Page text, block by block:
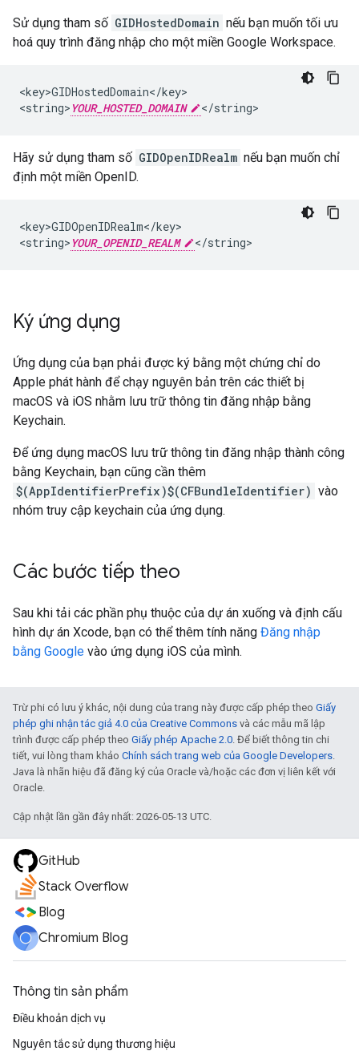
Sử dụng tham số GIDHostedDomain nếu bạn muốn tối ưu
hoá quy trình đăng nhập cho một miền Google Workspace.
<key>GIDHostedDomain</key>
<string> YOUR_HOSTED_DOMAIN </string>
Hãy sử dụng tham số GIDOpenIDRealm nếu bạn muốn chỉ
định một miền OpenID.
<key>GIDOpenIDRealm</key>
<string> YOUR_OPENID_REALM </string>
Ký ứng dụng
Ứng dụng của bạn phải được ký bằng một chứng chỉ do
Apple phát hành để chạy nguyên bản trên các thiết bị
macOS và iOS nhằm lưu trữ thông tin đăng nhập bằng
Keychain.
Để ứng dụng macOS lưu trữ thông tin đăng nhập thành công
bằng Keychain, bạn cũng cần thêm
$(AppIdentifierPrefix)$(CFBundleIdentifier) vào
nhóm truy cập keychain của ứng dụng.
Các bước tiếp theo
Sau khi tải các phần phụ thuộc của dự án xuống và định cấu
hình dự án Xcode, bạn có thể thêm tính năng Đăng nhập
bằng Google vào ứng dụng iOS của mình.
Trừ phi có lưu ý khác, nội dung của trang này được cấp phép theo Giấy
phép ghi nhận tác giả 4.0 của Creative Commons và các mẫu mã lập
trình được cấp phép theo Giấy phép Apache 2.0. Để biết thông tin chi
tiết, vui lòng tham khảo Chính sách trang web của Google Developers.
Java là nhãn hiệu đã đăng ký của Oracle và/hoặc các đơn vị liên kết với
Oracle.
Cập nhật lần gần đây nhất: 2026-05-13 UTC.
GitHub
Stack Overflow
Blog
Chromium Blog
Thông tin sản phẩm
Điều khoản dịch vụ
Nguyên tắc sử dụng thương hiệu